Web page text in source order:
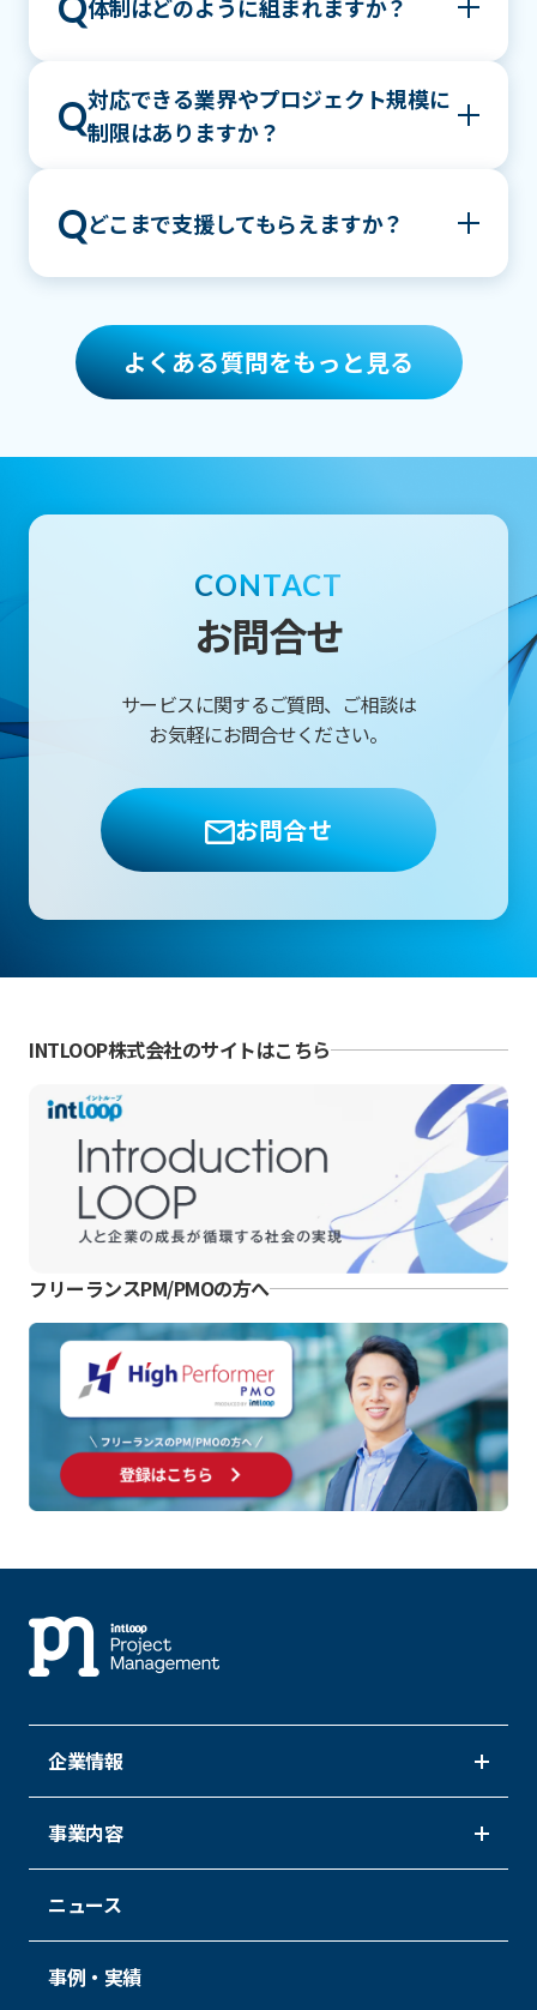
いる場合に、弊社の人材がお客様社員のPMの工
決定させていただきます。PMO実行支援は、既
存のPM・推進体制を側面からサポートし、進捗
す。両サービスともプロジェクトの状況や体制
体制はどのように組まれますか？
Aプロジェクトの規模・フェーズ・課題に応じ
て、PM・PMO経験者である社員コンサルタン
が保有する約57,000名のフリーランス人材ネッ
トワークから専門人材を追加アサインすること
も可能です。
Q対応できる業界やプロジェクト規模に
制限はありますか？
A金融・流通・IT・医療など多様な業界での支援
応しており、規模に応じた体制をご提案しま
す。
Qどこまで支援してもらえますか？
Aみにとどまらず、プロジェクト成功のために必
要なあらゆる領域の支援が可能です。戦略・業
務・ITのコンサルタントやSE・PGまで、プロジ
通貫でご支援します。支援範囲はプロジェクト
よくある質問をもっと見る
CONTACT
お問合せ
サービスに関するご質問、ご相談は
お気軽にお問合せください。
お問合せ
INTLOOP株式会社のサイトはこちら
フリーランスPM/PMOの方へ
企業情報
事業内容
ニュース
事例・実績